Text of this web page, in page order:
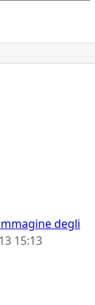
degli
15:13